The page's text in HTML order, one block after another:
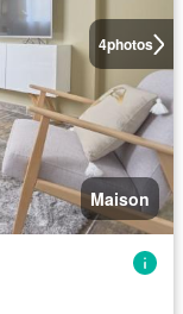
4photos
Maison